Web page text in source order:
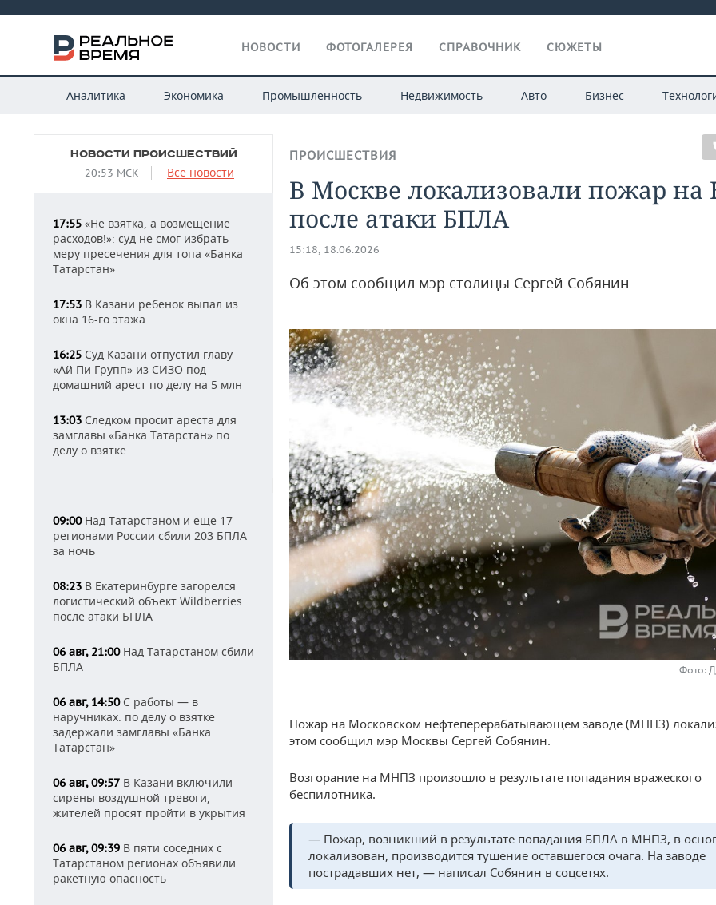
НОВОСТИ ФОТОГАЛЕРЕЯ СПРАВОЧНИК СЮЖЕТЫ
Аналитика Экономика Промышленность Недвижимость Авто Бизнес
НОВОСТИ ПРОИСШЕСТВИЙ
20:53 МСК Все новости
17:55 «Не взятка, а возмещение
расходов!»: суд не смог избрать
меру пресечения для топа «Банка
Татарстан»
17:53 В Казани ребенок выпал из
окна 16-го этажа
16:25 Суд Казани отпустил главу
«Ай Пи Групп» из СИЗО под
домашний арест по делу на 5 млн
13:03 Следком просит ареста для
замглавы «Банка Татарстан» по
делу о взятке
09:00Над Татарстаном и еще 17
регионами России сбили 203 БПЛА
за ночь
08:23 В Екатеринбурге загорелся
логистический объект Wildberries
после атаки БПЛА
06 авг, 21:00Над Татарстаном сбили
БПЛА
06 авг, 14:50С работы — в
наручниках: по делу о взятке
задержали замглавы «Банка
Татарстан»
06 авг, 09:57 В Казани включили
сирены воздушной тревоги,
жителей просят пройти в укрытия
06 авг, 09:39 В пяти соседних с
Татарстаном регионах объявили
ракетную опасность
ПРОИСШЕСТВИЯ
В Москве локализовали пожар на
после атаки БПЛА
15:18, 18.06.2026
Об этом сообщил мэр столицы Сергей Собянин
Фото:
Пожар на Московском нефтеперерабатывающем заводе (МНПЗ)
этом сообщил мэр Москвы Сергей Собянин.
Возгорание на МНПЗ произошло в результате попадания вражеского
беспилотника.
— Пожар, возникший в результате попадания БПЛА в МНПЗ, в
локализован, производится тушение оставшегося очага. На заводе
пострадавших нет, — написал Собянин в соцсетях.